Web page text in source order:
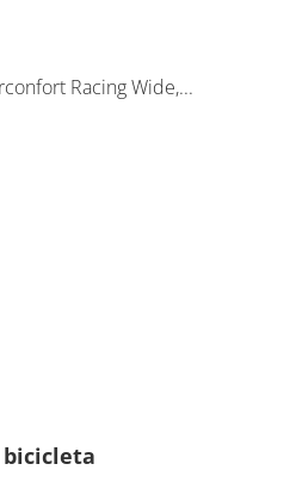
Racing Wide,...